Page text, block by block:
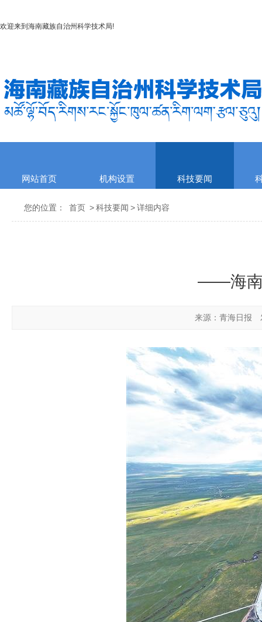
欢迎来到 海南藏族自治州科学技术局!
网站首页 机构设置 科技要闻
您的位置： 首页 >科技要闻 >详细内容
——海南
来源：青海日报